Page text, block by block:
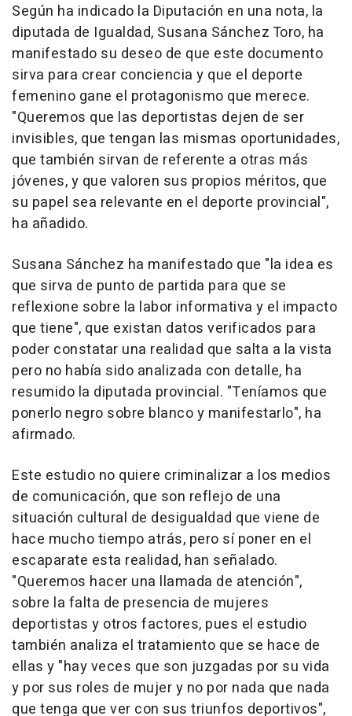
Según ha indicado la Diputación en una nota, la
diputada de Igualdad, Susana Sánchez Toro, ha
manifestado su deseo de que este documento
sirva para crear conciencia y que el deporte
femenino gane el protagonismo que merece.
"Queremos que las deportistas dejen de ser
invisibles, que tengan las mismas oportunidades,
que también sirvan de referente a otras más
jóvenes, y que valoren sus propios méritos, que
su papel sea relevante en el deporte provincial",
ha añadido.
Susana Sánchez ha manifestado que "la idea es
que sirva de punto de partida para que se
reflexione sobre la labor informativa y el impacto
que tiene", que existan datos verificados para
poder constatar una realidad que salta a la vista
pero no había sido analizada con detalle, ha
resumido la diputada provincial. "Teníamos que
ponerlo negro sobre blanco y manifestarlo", ha
afirmado.
Este estudio no quiere criminalizar a los medios
de comunicación, que son reflejo de una
situación cultural de desigualdad que viene de
hace mucho tiempo atrás, pero sí poner en el
escaparate esta realidad, han señalado.
"Queremos hacer una llamada de atención",
sobre la falta de presencia de mujeres
deportistas y otros factores, pues el estudio
también analiza el tratamiento que se hace de
ellas y "hay veces que son juzgadas por su vida
y por sus roles de mujer y no por nada que nada
que tenga que ver con sus triunfos deportivos",